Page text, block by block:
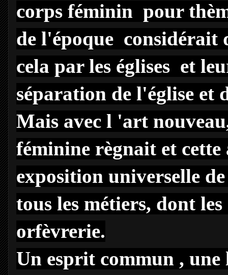
corps féminin pour
de l'époque considérait
cela par les églises et
séparation de l'église et
Mais avec l 'art
féminine règnait et cette
exposition universelle
tous les métiers, dont
orfèvrerie.
Un esprit commun ,